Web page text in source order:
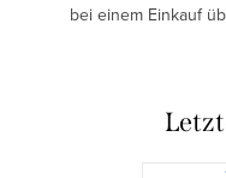
bei einem Einkauf